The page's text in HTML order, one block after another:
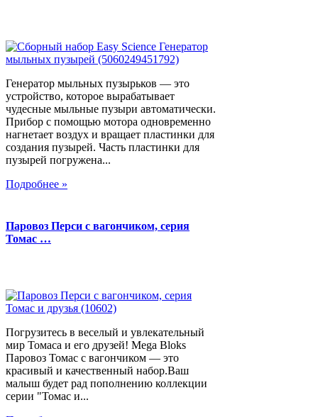
Генератор мыльных пузырьков — это
устройство, которое вырабатывает
чудесные мыльные пузыри автоматически.
Прибор с помощью мотора одновременно
нагнетает воздух и вращает пластинки для
создания пузырей. Часть пластинки для
пузырей погружена...
Подробнее »
Паровоз Перси с вагончиком, серия
Томас …
Погрузитесь в веселый и увлекательный
мир Томаса и его друзей! Mega Bloks
Паровоз Томас с вагончиком — это
красивый и качественный набор.Ваш
малыш будет рад пополнению коллекции
серии "Томас и...